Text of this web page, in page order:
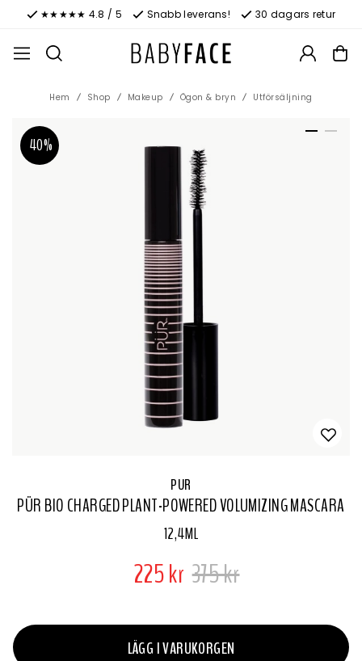
★★★★★ 4.8 / 5 Snabb leverans! 30 dagars retur
Hem Shop Makeup Ögon & bryn Utförsäljning
40%
PUR
PÜR BIO CHARGED PLANT-POWERED VOLUMIZING MASCARA
12,4ML
225 kr 375 kr
LÄGG I VARUKORGEN